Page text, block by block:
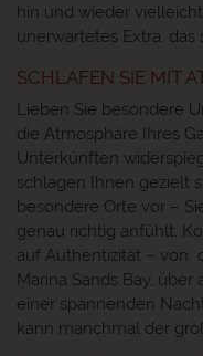
hin und wieder
unerwartetes Extra, das
SCHLAFEN SIE MIT
Lieben Sie besondere
die Atmosphäre Ihres
Unterkünften
schlagen Ihnen gezielt
besondere Orte vor –
genau richtig anfühlt.
auf Authentizität – von
Marina Sands Bay,
einer spannenden
kann manchmal der